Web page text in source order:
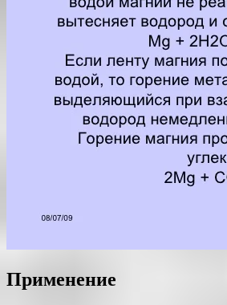
Применение